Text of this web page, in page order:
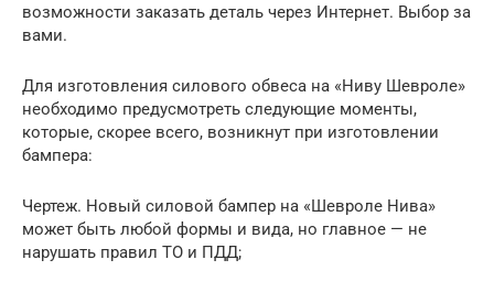
возможности заказать деталь через Интернет. Выбор за
вами.
Для изготовления силового обвеса на «Ниву Шевроле»
необходимо предусмотреть следующие моменты,
которые, скорее всего, возникнут при изготовлении
бампера:
Чертеж. Новый силовой бампер на «Шевроле Нива»
может быть любой формы и вида, но главное — не
нарушать правил ТО и ПДД;